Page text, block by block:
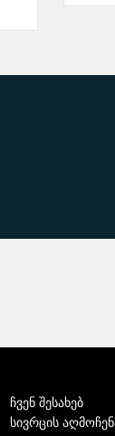
ჩვენ შესახებ
სივრცის